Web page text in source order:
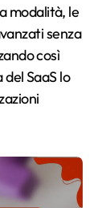
modalità, le
senza
così
SaaS lo